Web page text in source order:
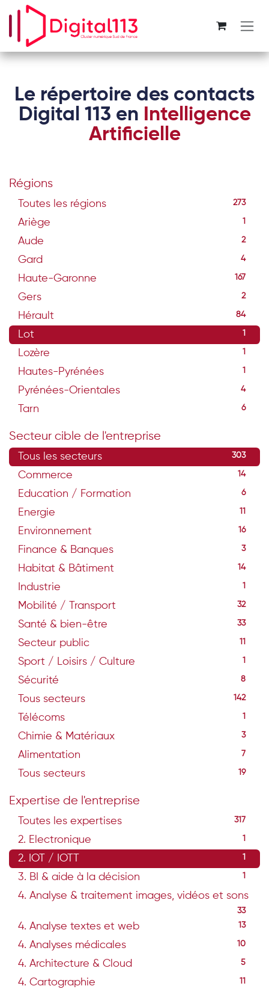
Se rendre au contenu
Le répertoire des contacts
Digital 113 en Intelligence
Artificielle
Régions
Toutes les régions 273
Ariège 1
Aude 2
Gard 4
Haute-Garonne 167
Gers 2
Hérault 84
Lot 1
Lozère 1
Hautes-Pyrénées 1
Pyrénées-Orientales 4
Tarn 6
Secteur cible de l'entreprise
Tous les secteurs 303
Commerce 14
Education / Formation 6
Energie 11
Environnement 16
Finance & Banques 3
Habitat & Bâtiment 14
Industrie 1
Mobilité / Transport 32
Santé & bien-être 33
Secteur public 11
Sport / Loisirs / Culture 1
Sécurité 8
Tous secteurs 142
Télécoms 1
Chimie & Matériaux 3
Alimentation 7
Tous secteurs 19
Expertise de l'entreprise
Toutes les expertises 317
2. Electronique 1
2. IOT / IOTT 1
3. BI & aide à la décision 1
4. Analyse & traitement images, vidéos et sons
33
4. Analyse textes et web 13
4. Analyses médicales 10
4. Architecture & Cloud 5
4. Cartographie